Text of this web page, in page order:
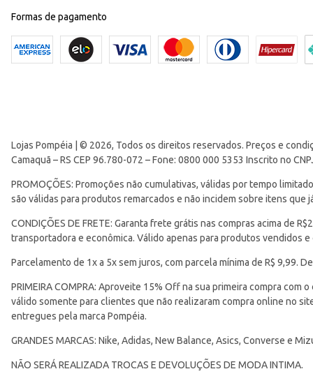
Formas de pagamento
Lojas Pompéia | © 2026, Todos os direitos reservados. Preços e
Camaquã – RS CEP 96.780-072 – Fone: 0800 000 5353 Inscrito no
PROMOÇÕES: Promoções não cumulativas, válidas por tempo
são válidas para produtos remarcados e não incidem sobre itens
CONDIÇÕES DE FRETE: Garanta frete grátis nas compras acima de
transportadora e econômica. Válido apenas para produtos vendidos
Parcelamento de 1x a 5x sem juros, com parcela mínima de R$ 9,99.
PRIMEIRA COMPRA: Aproveite 15% Off na sua primeira compra com
válido somente para clientes que não realizaram compra online no
entregues pela marca Pompéia.
GRANDES MARCAS: Nike, Adidas, New Balance, Asics, Converse e
NÃO SERÁ REALIZADA TROCAS E DEVOLUÇÕES DE MODA INTIMA.